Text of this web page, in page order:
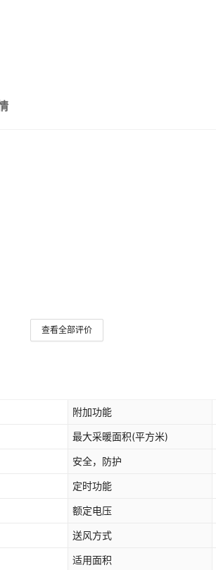
查看全部评价
附加功能
最大采暖面积(平方米)
安全，防护
定时功能
额定电压
送风方式
适用面积